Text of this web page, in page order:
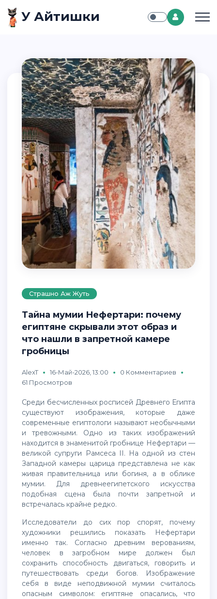
У Айтишки
Страшно Аж Жуть
Тайна мумии Нефертари: почему
египтяне скрывали этот образ и
что нашли в запретной камере
гробницы
AlexT 16-Май-2026, 13:00
0 Комментариев
61 Просмотров
Среди бесчисленных росписей Древнего Египта
существуют изображения, которые даже
современные египтологи называют необычными
и тревожными. Одно из таких изображений
находится в знаменитой гробнице Нефертари —
великой супруги Рамсеса II. На одной из стен
Западной камеры царица представлена не как
живая правительница или богиня, а в облике
мумии. Для древнеегипетского искусства
подобная сцена была почти запретной и
встречалась крайне редко.
Исследователи до сих пор спорят, почему
художники решились показать Нефертари
именно так. Согласно древним верованиям,
человек в загробном мире должен был
сохранить способность двигаться, говорить и
путешествовать среди богов. Изображение
себя в виде неподвижной мумии считалось
опасным символом: египтяне опасались, что